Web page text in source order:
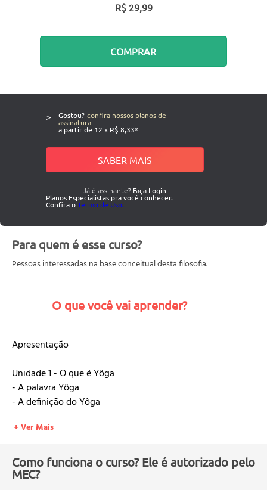
R$ 29,99
COMPRAR
> Gostou? confira nossos planos de
assinatura
a partir de 12 x R$ 8,33*
SABER MAIS
Já é assinante? Faça Login
Planos Especialistas pra você conhecer.
Confira oTermo de Uso.
Para quem é esse curso?
Pessoas interessadas na base conceitual desta filosofia.
O que você vai aprender?
Apresentação
Unidade 1 - O que é Yôga
- A palavra Yôga
- A definição do Yôga
- Como se classifica
- Qual é o Yôga mais autêntico?
Unidade 2 - A cronologia histórica do Yôga
- A principal diferença entre o Yôga Antigo e o Yôga
+ Ver Mais
Como funciona o curso? Ele é autorizado pelo
MEC?